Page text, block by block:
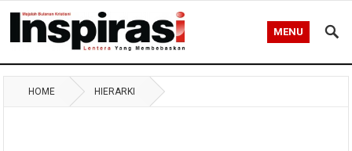
MENU
HOME HIERARKI